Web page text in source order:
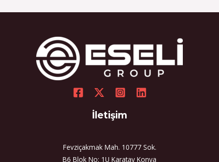
İletişim
Fevziçakmak Mah. 10777 Sok.
B6 Blok No: 1U Karatay Konya